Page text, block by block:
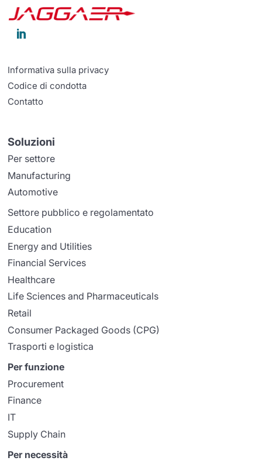

Informativa sulla privacy
Codice di condotta
Contatto
Soluzioni
Per settore
Manufacturing
Automotive
Settore pubblico e regolamentato
Education
Energy and Utilities
Financial Services
Healthcare
Life Sciences and Pharmaceuticals
Retail
Consumer Packaged Goods (CPG)
Trasporti e logistica
Per funzione
Procurement
Finance
IT
Supply Chain
Per necessità